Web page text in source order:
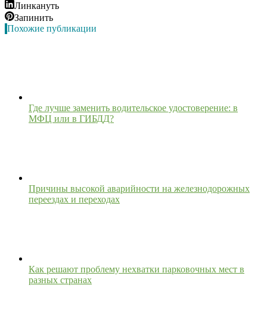
Линкануть
Запинить
Похожие публикации
Где лучше заменить водительское удостоверение: в
МФЦ или в ГИБДД?
Причины высокой аварийности на железнодорожных
переездах и переходах
Как решают проблему нехватки парковочных мест в
разных странах